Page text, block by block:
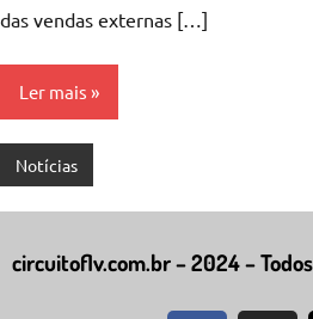
das vendas externas […]
Ler mais
Notícias
circuitoflv.com.br – 2024 –